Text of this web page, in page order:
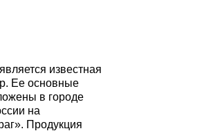
известная
Ее основные
в городе
на
Продукция